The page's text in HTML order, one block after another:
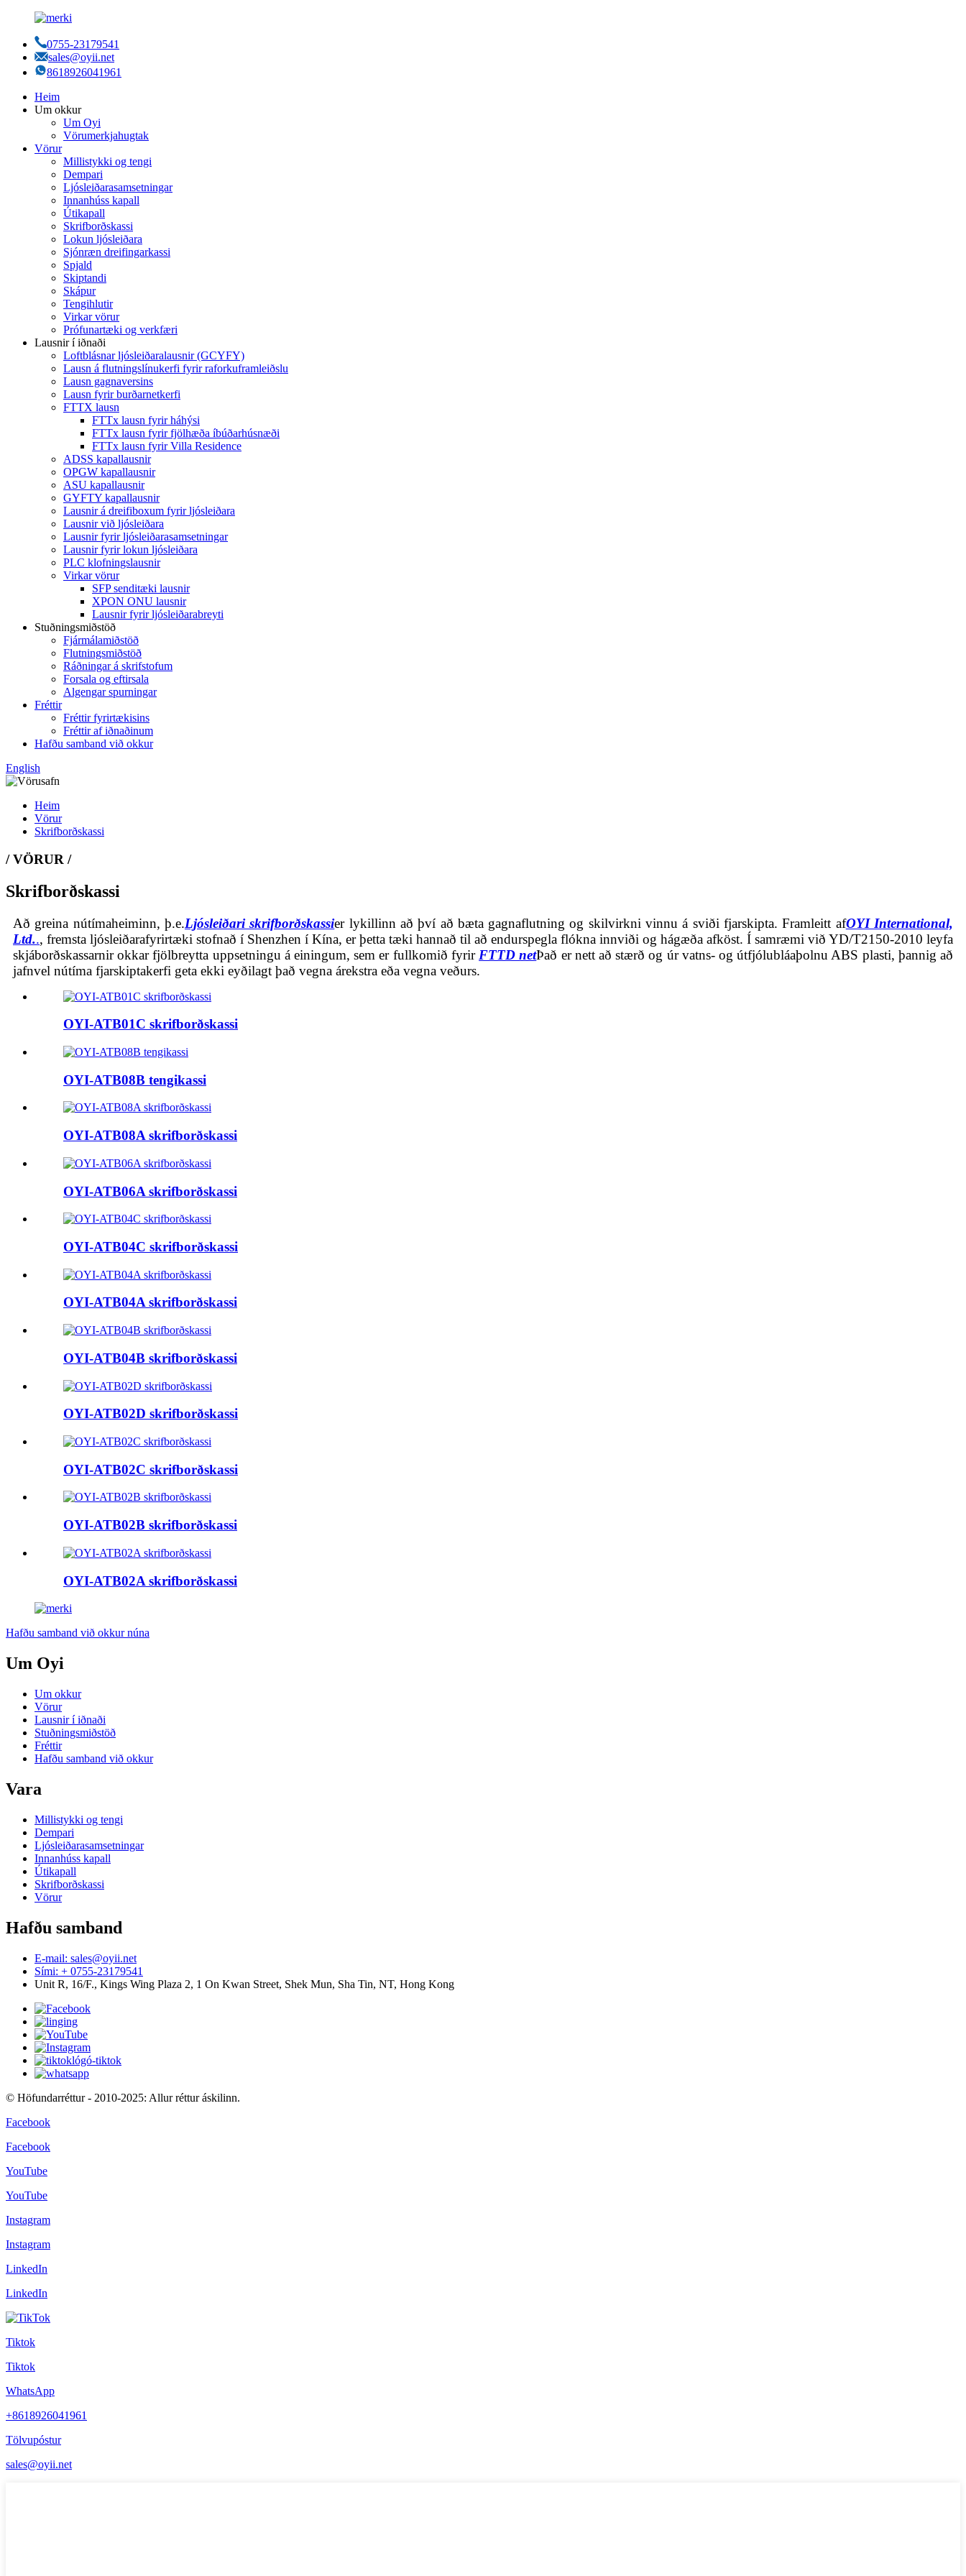
0755-23179541
sales@oyii.net
8618926041961
Heim
Um okkur
Um Oyi
Vörumerkjahugtak
Vörur
Millistykki og tengi
Dempari
Ljósleiðarasamsetningar
Innanhúss kapall
Útikapall
Skrifborðskassi
Lokun ljósleiðara
Sjónræn dreifingarkassi
Spjald
Skiptandi
Skápur
Tengihlutir
Virkar vörur
Prófunartæki og verkfæri
Lausnir í iðnaði
Loftblásnar ljósleiðaralausnir (GCYFY)
Lausn á flutningslínukerfi fyrir raforkuframleiðslu
Lausn gagnaversins
Lausn fyrir burðarnetkerfi
FTTX lausn
FTTx lausn fyrir háhýsi
FTTx lausn fyrir fjölhæða íbúðarhúsnæði
FTTx lausn fyrir Villa Residence
ADSS kapallausnir
OPGW kapallausnir
ASU kapallausnir
GYFTY kapallausnir
Lausnir á dreifiboxum fyrir ljósleiðara
Lausnir við ljósleiðara
Lausnir fyrir ljósleiðarasamsetningar
Lausnir fyrir lokun ljósleiðara
PLC klofningslausnir
Virkar vörur
SFP senditæki lausnir
XPON ONU lausnir
Lausnir fyrir ljósleiðarabreyti
Stuðningsmiðstöð
Fjármálamiðstöð
Flutningsmiðstöð
Ráðningar á skrifstofum
Forsala og eftirsala
Algengar spurningar
Fréttir
Fréttir fyrirtækisins
Fréttir af iðnaðinum
Hafðu samband við okkur
English
Heim
Vörur
Skrifborðskassi
/ VÖRUR /
Skrifborðskassi
Að greina nútímaheiminn, þ.e.Ljósleiðari skrifborðskassier lykillinn að því að bæta gagnaflutning og skilvirkni vinnu á sviði fjarskipta. Framleitt afOYI International,
Ltd.., fremsta ljósleiðarafyrirtæki stofnað í Shenzhen í Kína, er þetta tæki hannað til að endurspegla flókna innviði og hágæða afköst. Í samræmi við YD/T2150-2010 leyfa
skjáborðskassarnir okkar fjölbreytta uppsetningu á einingum, sem er fullkomið fyrir FTTD netÞað er nett að stærð og úr vatns- og útfjólubláaþolnu ABS plasti, þannig að
jafnvel nútíma fjarskiptakerfi geta ekki eyðilagt það vegna árekstra eða vegna veðurs.
OYI-ATB01C skrifborðskassi
OYI-ATB08B tengikassi
OYI-ATB08A skrifborðskassi
OYI-ATB06A skrifborðskassi
OYI-ATB04C skrifborðskassi
OYI-ATB04A skrifborðskassi
OYI-ATB04B skrifborðskassi
OYI-ATB02D skrifborðskassi
OYI-ATB02C skrifborðskassi
OYI-ATB02B skrifborðskassi
OYI-ATB02A skrifborðskassi
Hafðu samband við okkur núna
Um Oyi
Um okkur
Vörur
Lausnir í iðnaði
Stuðningsmiðstöð
Fréttir
Hafðu samband við okkur
Vara
Millistykki og tengi
Dempari
Ljósleiðarasamsetningar
Innanhúss kapall
Útikapall
Skrifborðskassi
Vörur
Hafðu samband
E-mail: sales@oyii.net
Sími: + 0755-23179541
Unit R, 16/F., Kings Wing Plaza 2, 1 On Kwan Street, Shek Mun, Sha Tin, NT, Hong Kong
© Höfundarréttur - 2010-2025: Allur réttur áskilinn.
Facebook
Facebook
YouTube
YouTube
Instagram
Instagram
LinkedIn
LinkedIn
Tiktok
Tiktok
WhatsApp
+8618926041961
Tölvupóstur
sales@oyii.net